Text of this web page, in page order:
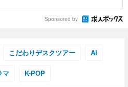
Sponsored by
こだわりデスクツアー AI
マ K-POP